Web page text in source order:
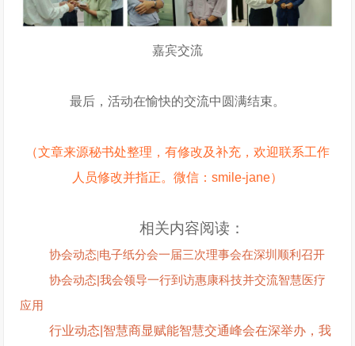
嘉宾交流
最后，活动在愉快的交流中圆满结束。
（文章来源秘书处整理，有修改及补充，欢迎联系工作
人员修改并指正。微信：smile-jane）
相关内容阅读：
协会动态|电子纸分会一届三次理事会在深圳顺利召开
协会动态|我会领导一行到访惠康科技并交流智慧医疗
应用
行业动态|智慧商显赋能智慧交通峰会在深举办，我